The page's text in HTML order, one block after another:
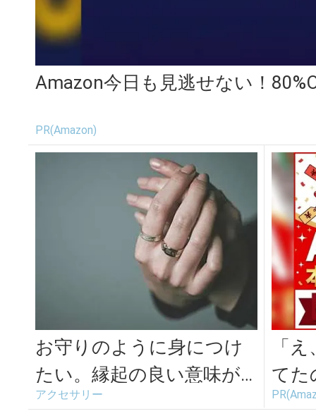
Amazon今日も見逃せない！
PR(Amazon)
お守りのように身につけ
たい。縁起の良い意味が
込められた「KIPPU」の美
アクセサリー
「
てた
続々